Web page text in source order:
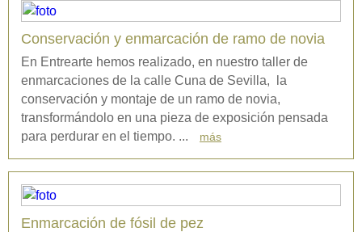
Conservación y enmarcación de ramo de novia
En Entrearte hemos realizado, en nuestro taller de
enmarcaciones de la calle Cuna de Sevilla, la
conservación y montaje de un ramo de novia,
transformándolo en una pieza de exposición pensada
para perdurar en el tiempo. ...
más
Enmarcación de fósil de pez